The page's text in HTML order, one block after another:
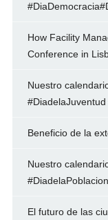
How Facility
Conference in
Nuestro
Beneficio de la
Nuestro
El futuro de las